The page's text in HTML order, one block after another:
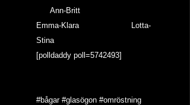
Ann-Britt
Emma-Klara                      Lotta-
Stina
[polldaddy poll=5742493]
#bågar #glasögon #omröstning